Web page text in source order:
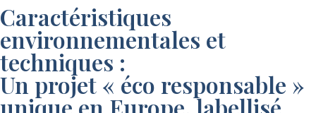
Caractéristiques
environnementales et
techniques :
Un projet « éco responsable »